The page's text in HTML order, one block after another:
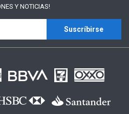
Y NOTICIAS!
Suscríbirse